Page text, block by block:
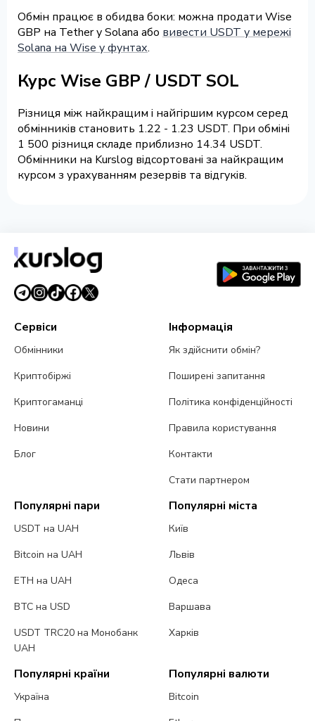
Обмін працює в обидва боки: можна продати Wise
GBP на Tether у Solana або вивести USDT у мережі
Solana на Wise у фунтах.
Курс Wise GBP / USDT SOL
Різниця між найкращим і найгіршим курсом серед
обмінників становить 1.22 - 1.23 USDT. При обміні
1 500 різниця складе приблизно 14.34 USDT.
Обмінники на Kurslog відсортовані за найкращим
курсом з урахуванням резервів та відгуків.
Сервіси
Обмінники
Криптобіржі
Криптогаманці
Новини
Блог
Інформація
Як здійснити обмін?
Поширені запитання
Політика конфіденційності
Правила користування
Контакти
Стати партнером
Популярні пари
USDT на UAH
Bitcoin на UAH
ETH на UAH
BTC на USD
USDT TRC20 на Монобанк
UAH
Популярні міста
Київ
Львів
Одеса
Варшава
Харків
Популярні країни
Україна
Популярні валюти
Bitcoin